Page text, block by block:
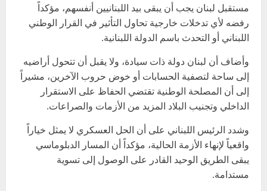
مستقبل لبنان يجب أن يبقى بيد اللبنانيين أنفسهم، مؤكداً
رفضه لأي تدخلات خارجية تحاول التأثير في القرار الوطني
اللبناني أو التحدث باسم الدولة اللبنانية.
وأضاف أن لبنان دولة ذات سيادة، ولا يقبل أن تتحول أراضيه
إلى ساحة لتصفية الحسابات أو خوض حروب الآخرين، مشيراً
إلى أن المصلحة الوطنية تقتضي الحفاظ على الاستقرار
الداخلي وتجنيب البلاد المزيد من الأزمات والصراعات.
وشدد الرئيس اللبناني على أن الحل العسكري لا يمثل خياراً
واقعياً لإنهاء الأزمة الحالية، مؤكداً أن المسار الدبلوماسي
يبقى الطريق الوحيد القادر على الوصول إلى تسوية
مستدامة.